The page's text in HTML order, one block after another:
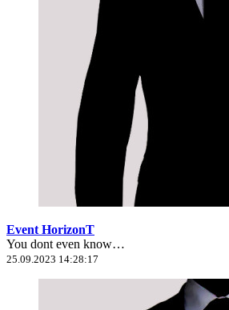
Event HorizonT
You dont even know…
25.09.2023 14:28:17